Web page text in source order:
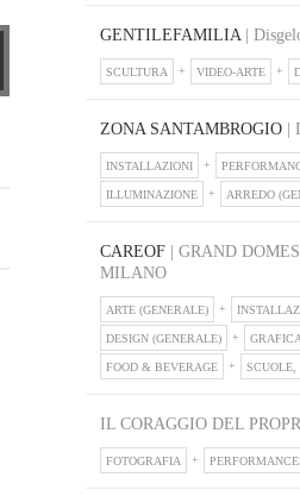
GENTILEFAMILIA|
SCULTURA VIDEO-ARTE
ZONA SANTAMBROGIO |
INSTALLAZIONI
ILLUMINAZIONE ARREDO
CAREOF | GRAND
MILANO
ARTE (GENERALE)
DESIGN (GENERALE)
FOOD & BEVERAGE SCUOLE,
IL CORAGGIO DEL
FOTOGRAFIA